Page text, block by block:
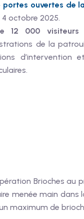
portes ouvertes de
octobre 2025.
12 000 visiteurs
de la
d’intervention
Brioches au
menée main dans
maximum de